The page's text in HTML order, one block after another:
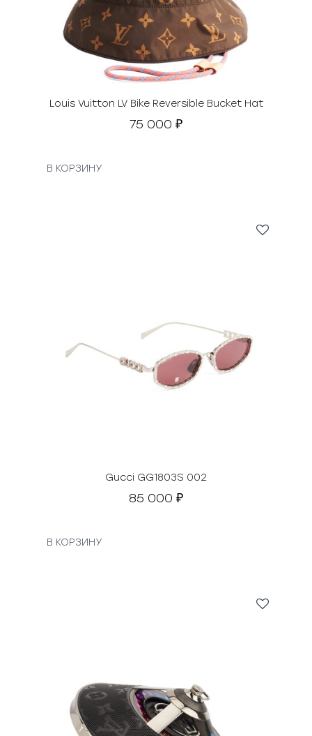
Louis Vuitton LV Bike Reversible Bucket Hat
75 000 ₽
В КОРЗИНУ
Gucci GG1803S 002
85 000 ₽
В КОРЗИНУ